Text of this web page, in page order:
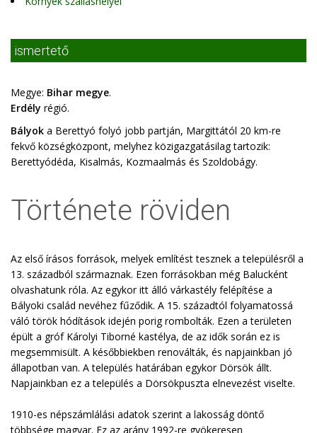
ismertető
Megye: Bihar megye.
Erdély régió.
Bályok a Berettyó folyó jobb partján, Margittától 20 km-re
fekvő községközpont, melyhez közigazgatásilag tartozik:
Berettyódéda, Kisalmás, Kozmaalmás és Szoldobágy.
Története röviden
Az első írásos források, melyek említést tesznek a településről a
13. századból származnak. Ezen forrásokban még Balucként
olvashatunk róla. Az egykor itt álló várkastély felépítése a
Bályoki család nevéhez fűződik. A 15. századtól folyamatossá
váló török hódítások idején porig rombolták. Ezen a területen
épült a gróf Károlyi Tiborné kastélya, de az idők során ez is
megsemmisült. A későbbiekben renoválták, és napjainkban jó
állapotban van. A település határában egykor Dörsök állt.
Napjainkban ez a település a Dörsökpuszta elnevezést viselte.
1910-es népszámlálási adatok szerint a lakosság döntő
többsége magyar. Ez az arány 1992-re gyökeresen